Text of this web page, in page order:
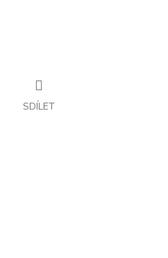
SDÍLET